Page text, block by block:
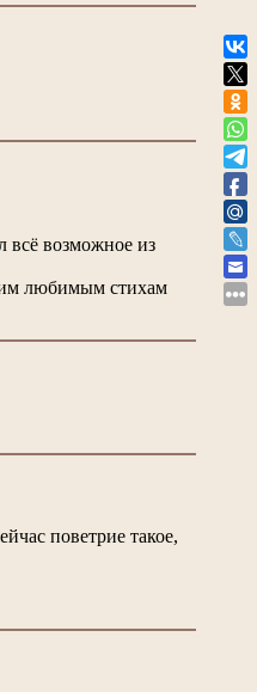
всё возможное из
любимым стихам
поветрие такое,